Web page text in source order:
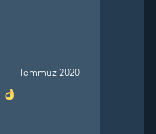
Temmuz 2020